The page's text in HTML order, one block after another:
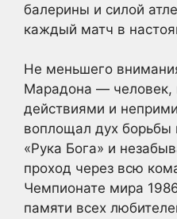
балерины и силой
каждый матч в
Не меньшего
Марадона — человек,
действиями и
воплощал дух борьбы
«Рука Бога» и
проход через всю
Чемпионате мира
памяти всех